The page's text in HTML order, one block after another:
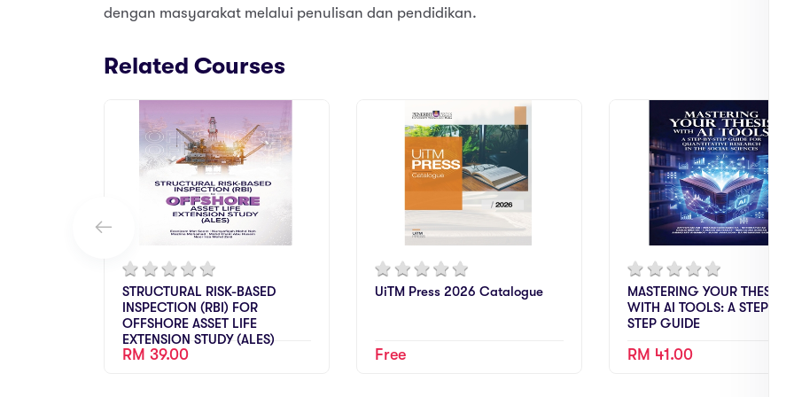
dengan masyarakat melalui penulisan dan pendidikan.
Related Courses
STRUCTURAL RISK-BASED
INSPECTION (RBI) FOR
OFFSHORE ASSET LIFE
EXTENSION STUDY (ALES)
RM 39.00
UiTM Press 2026 Catalogue
Free
MASTERING YOUR THESIS
WITH AI TOOLS: A STEP-BY-
STEP GUIDE
RM 41.00